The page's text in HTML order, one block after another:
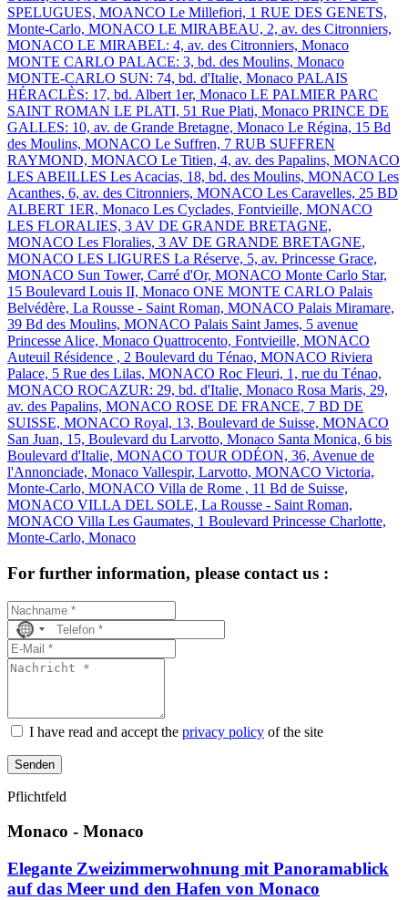
SPELUGUES, MOANCO Le Millefiori, 1 RUE DES GENETS,
Monte-Carlo, MONACO LE MIRABEAU, 2, av. des Citronniers,
MONACO LE MIRABEL: 4, av. des Citronniers, Monaco
MONTE CARLO PALACE: 3, bd. des Moulins, Monaco
MONTE-CARLO SUN: 74, bd. d'Italie, Monaco PALAIS
HÉRACLÈS: 17, bd. Albert 1er, Monaco LE PALMIER PARC
SAINT ROMAN LE PLATI, 51 Rue Plati, Monaco PRINCE DE
GALLES: 10, av. de Grande Bretagne, Monaco Le Régina, 15 Bd
des Moulins, MONACO Le Suffren, 7 RUB SUFFREN
RAYMOND, MONACO Le Titien, 4, av. des Papalins, MONACO
LES ABEILLES Les Acacias, 18, bd. des Moulins, MONACO Les
Acanthes, 6, av. des Citronniers, MONACO Les Caravelles, 25 BD
ALBERT 1ER, Monaco Les Cyclades, Fontvieille, MONACO
LES FLORALIES, 3 AV DE GRANDE BRETAGNE,
MONACO Les Floralies, 3 AV DE GRANDE BRETAGNE,
MONACO LES LIGURES La Réserve, 5, av. Princesse Grace,
MONACO Sun Tower, Carré d'Or, MONACO Monte Carlo Star,
15 Boulevard Louis II, Monaco ONE MONTE CARLO Palais
Belvédère, La Rousse - Saint Roman, MONACO Palais Miramare,
39 Bd des Moulins, MONACO Palais Saint James, 5 avenue
Princesse Alice, Monaco Quattrocento, Fontvieille, MONACO
Auteuil Résidence , 2 Boulevard du Ténao, MONACO Riviera
Palace, 5 Rue des Lilas, MONACO Roc Fleuri, 1, rue du Ténao,
MONACO ROCAZUR: 29, bd. d'Italie, Monaco Rosa Maris, 29,
av. des Papalins, MONACO ROSE DE FRANCE, 7 BD DE
SUISSE, MONACO Royal, 13, Boulevard de Suisse, MONACO
San Juan, 15, Boulevard du Larvotto, Monaco Santa Monica, 6 bis
Boulevard d'Italie, MONACO TOUR ODÉON, 36, Avenue de
l'Annonciade, Monaco Vallespir, Larvotto, MONACO Victoria,
Monte-Carlo, MONACO Villa de Rome , 11 Bd de Suisse,
MONACO VILLA DEL SOLE, La Rousse - Saint Roman,
MONACO Villa Les Gaumates, 1 Boulevard Princesse Charlotte,
Monte-Carlo, Monaco
For further information, please contact us :
No
country
selected
I have read and accept the privacy policy of the site
Senden
Pflichtfeld
Monaco - Monaco
Elegante Zweizimmerwohnung mit Panoramablick
auf das Meer und den Hafen von Monaco